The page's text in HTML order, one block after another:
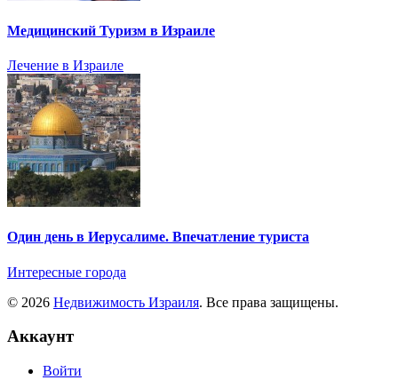
Медицинский Туризм в Израиле
Лечение в Израиле
Один день в Иерусалиме. Впечатление туриста
Интересные города
© 2026 Недвижимость Израиля. Все права защищены.
Аккаунт
Войти